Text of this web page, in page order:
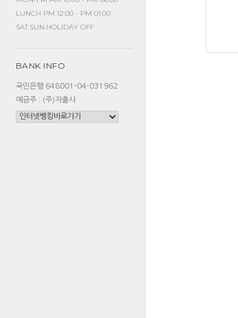
LUNCH PM 12:00 - PM 01:00
SAT.SUN.HOLIDAY OFF
BANK INFO
국민은행 648001-04-031962
예금주 : (주)자출사